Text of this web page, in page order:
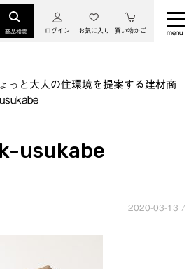
商品検索 ログイン お気に入り 買い物かご
っと大人の住環境を提案する建材商
usukabe
2020-03-13 /